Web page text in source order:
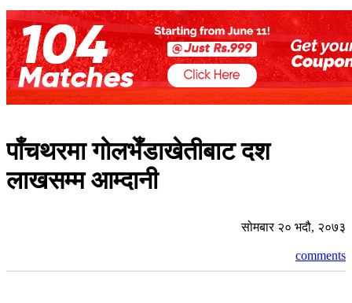
पाँचथरमा गोलभेँडाखेतीबाट दश
लाखसम्म आम्दानी
सोमबार २० भदौ, २०७३
comments